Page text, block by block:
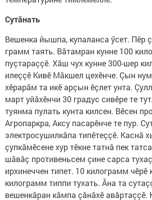
Сутăнать
Вешенка йышпа, купаланса ӳсет. Пӗр
грамм таять. Вăтамран кунне 100
пуçтараççӗ. Хăш чух кунне 300-шер
илеççӗ Кивӗ Мăкшел цехӗнче. Çын
хӗрарăм та икӗ арçын ӗçлет унта.
март уйăхӗнчи 30 градус сивӗре те
туянма пулать кунта килсен. Вӗсен
Агропаркра, Аксу пасарӗнче те пур.
электросушилкăпа типӗтеççӗ. Каснă
çупкăмӗсене хур тӗкне татнă пек
шăвăç противеньсем çине сарса
ирхинеччен типет. 10 килограмм чӗрӗ
килограмм типпи тухать. Ăна та
вешенкăран кăмпа çăнăхӗ авăртаççӗ.